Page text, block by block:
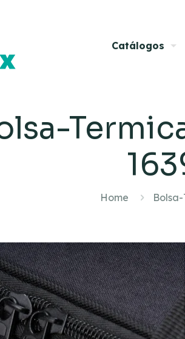
Catálogos
Home